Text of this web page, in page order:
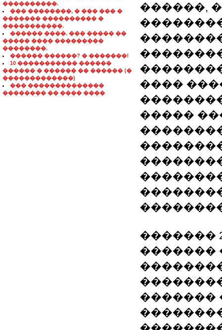
����������.
��� ��������, � ��� ��� �
������� ���������� �
�����������.
������ ����. ��� ����� ��
����� ���� ���������
��������.
������ ������? � �������!
10 ����������� ������
������ � ������ �� ������ (�
�������������)
��� ��������������
�������� �� ���� ����
������,
����
�����
����������
�������
�������
�������